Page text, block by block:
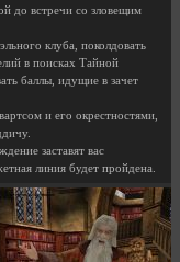
до встречи со зловещим
клуба, поколдовать
в поисках Тайной
баллы, идущие в зачет
и его окрестностями,
заставят вас
линия будет пройдена.